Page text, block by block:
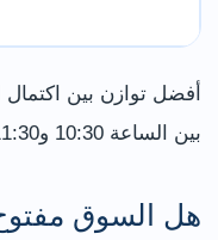
أفضل توازن بين
بين الساعة 10:30 و11:30 صباحًا.
هل السوق